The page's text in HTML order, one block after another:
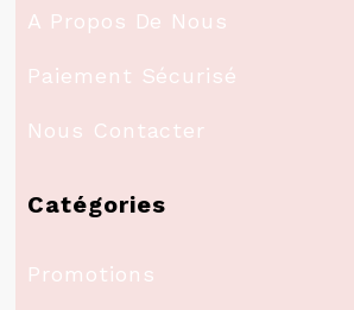
A Propos De Nous
Paiement Sécurisé
Nous Contacter
Catégories
Promotions